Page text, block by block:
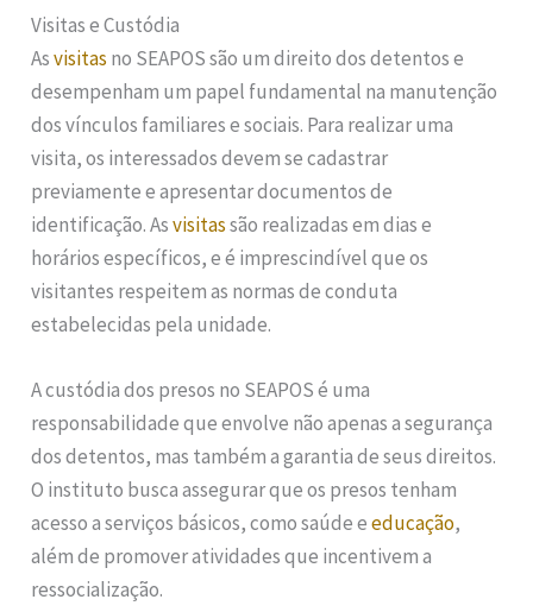
Visitas e Custódia
Asvisitas no SEAPOS são um direito dos detentos e
desempenham um papel fundamental na manutenção
dos vínculos familiares e sociais. Para realizar uma
visita, os interessados devem se cadastrar
previamente e apresentar documentos de
identificação. Asvisitassão realizadas em dias e
horários específicos, e é imprescindível que os
visitantes respeitem as normas de conduta
estabelecidas pela unidade.
A custódia dos presos no SEAPOS é uma
responsabilidade que envolve não apenas a segurança
dos detentos, mas também a garantia de seus direitos.
O instituto busca assegurar que os presos tenham
acesso a serviços básicos, como saúde eeducação,
além de promover atividades que incentivem a
ressocialização.